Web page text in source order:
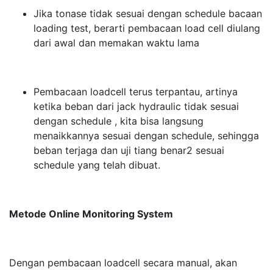
Jika tonase tidak sesuai dengan schedule bacaan
loading test, berarti pembacaan load cell diulang
dari awal dan memakan waktu lama
Pembacaan loadcell terus terpantau, artinya
ketika beban dari jack hydraulic tidak sesuai
dengan schedule , kita bisa langsung
menaikkannya sesuai dengan schedule, sehingga
beban terjaga dan uji tiang benar2 sesuai
schedule yang telah dibuat.
Metode Online Monitoring System
Dengan pembacaan loadcell secara manual, akan